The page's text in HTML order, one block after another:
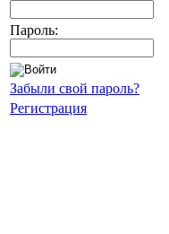
Пароль:
Забыли свой пароль?
Регистрация